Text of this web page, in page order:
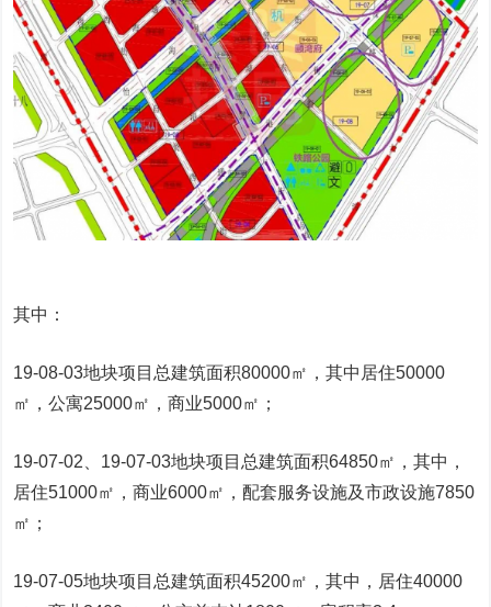
其中：
19-08-03地块项目总建筑面积80000㎡，其中居住50000
㎡，公寓25000㎡，商业5000㎡；
19-07-02、19-07-03地块项目总建筑面积64850㎡，其中，
居住51000㎡，商业6000㎡，配套服务设施及市政设施7850
㎡；
19-07-05地块项目总建筑面积45200㎡，其中，居住40000